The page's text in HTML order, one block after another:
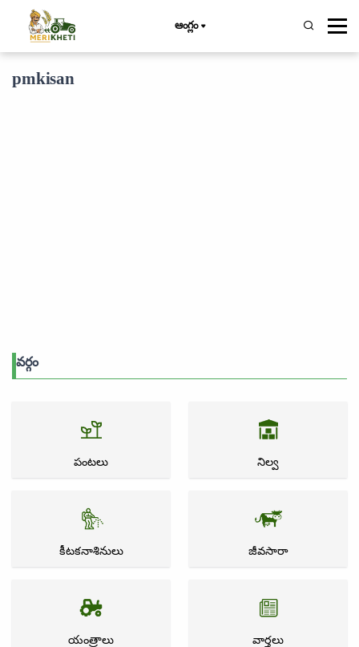
ఆంగ్లం
pmkisan
వర్గం
పంటలు నిల్వ
కీటకనాశినులు జీవసారా
యంత్రాలు వార్తలు